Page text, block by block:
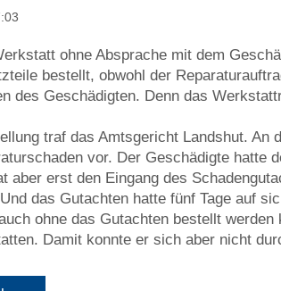
ohne Absprache mit dem
bestellt, obwohl der
des Geschädigten. Denn das
traf das Amtsgericht Landshut. An
vor. Der Geschädigte hatte
aber erst den Eingang des
das Gutachten hatte fünf Tage auf
ohne das Gutachten bestellt
Damit konnte er sich aber nicht